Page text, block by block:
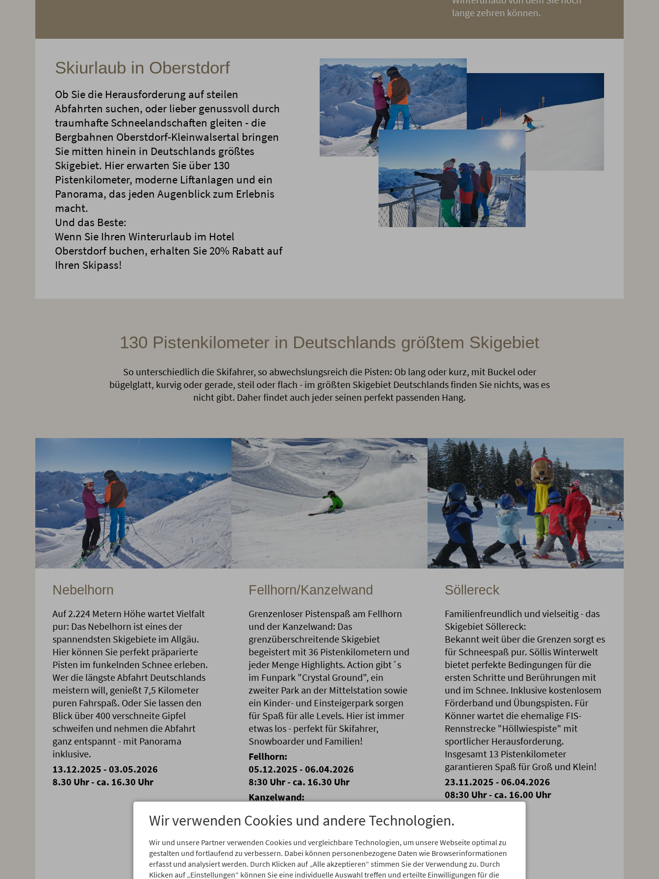
lange zehren können.
Skiurlaub in Oberstdorf
Ob Sie die Herausforderung auf steilen
Abfahrten suchen, oder lieber genussvoll durch
traumhafte Schneelandschaften gleiten - die
Bergbahnen Oberstdorf-Kleinwalsertal bringen
Sie mitten hinein in Deutschlands größtes
Skigebiet. Hier erwarten Sie über 130
Pistenkilometer, moderne Liftanlagen und ein
Panorama, das jeden Augenblick zum Erlebnis
macht.
Und das Beste:
Wenn Sie Ihren Winterurlaub im Hotel
Oberstdorf buchen, erhalten Sie 20% Rabatt auf
Ihren Skipass!
130 Pistenkilometer in Deutschlands größtem Skigebiet
So unterschiedlich die Skifahrer, so abwechslungsreich die Pisten: Ob lang oder kurz, mit Buckel oder
bügelglatt, kurvig oder gerade, steil oder flach - im größten Skigebiet Deutschlands finden Sie nichts, was es
nicht gibt. Daher findet auch jeder seinen perfekt passenden Hang.
Nebelhorn
Auf 2.224 Metern Höhe wartet Vielfalt
pur: Das Nebelhorn ist eines der
spannendsten Skigebiete im Allgäu.
Hier können Sie perfekt präparierte
Pisten im funkelnden Schnee erleben.
Wer die längste Abfahrt Deutschlands
meistern will, genießt 7,5 Kilometer
puren Fahrspaß. Oder Sie lassen den
Blick über 400 verschneite Gipfel
schweifen und nehmen die Abfahrt
ganz entspannt - mit Panorama
inklusive.
13.12.2025 - 03.05.2026
8.30 Uhr - ca. 16.30 Uhr
Fellhorn/Kanzelwand
Grenzenloser Pistenspaß am Fellhorn
und der Kanzelwand: Das
grenzüberschreitende Skigebiet
begeistert mit 36 Pistenkilometern und
jeder Menge Highlights. Action gibt´s
im Funpark "Crystal Ground", ein
zweiter Park an der Mittelstation sowie
ein Kinder- und Einsteigerpark sorgen
für Spaß für alle Levels. Hier ist immer
etwas los - perfekt für Skifahrer,
Snowboarder und Familien!
Fellhorn:
05.12.2025 - 06.04.2026
8:30 Uhr - ca. 16.30 Uhr
Kanzelwand:
8.30 Uhr - ca. 17.00 0Uhr
Söllereck
Familienfreundlich und vielseitig - das
Skigebiet Söllereck:
Bekannt weit über die Grenzen sorgt es
für Schneespaß pur. Söllis Winterwelt
bietet perfekte Bedingungen für die
ersten Schritte und Berührungen mit
und im Schnee. Inklusive kostenlosem
Förderband und Übungspisten. Für
Könner wartet die ehemalige FIS-
Rennstrecke "Höllwiespiste" mit
sportlicher Herausforderung.
Insgesamt 13 Pistenkilometer
garantieren Spaß für Groß und Klein!
23.11.2025 - 06.04.2026
08:30 Uhr - ca. 16.00 Uhr
Walmendinger Horn/Ifen/Heuberg
Wir verwenden Cookies und andere Technologien.
Wir und unsere Partner verwenden Cookies und vergleichbare Technologien, um unsere Webseite optimal zu
gestalten und fortlaufend zu verbessern. Dabei können personenbezogene Daten wie Browserinformationen
erfasst und analysiert werden. Durch Klicken auf „Alle akzeptieren“ stimmen Sie der Verwendung zu. Durch
Klicken auf „Einstellungen“ können Sie eine individuelle Auswahl treffen und erteilte Einwilligungen für die